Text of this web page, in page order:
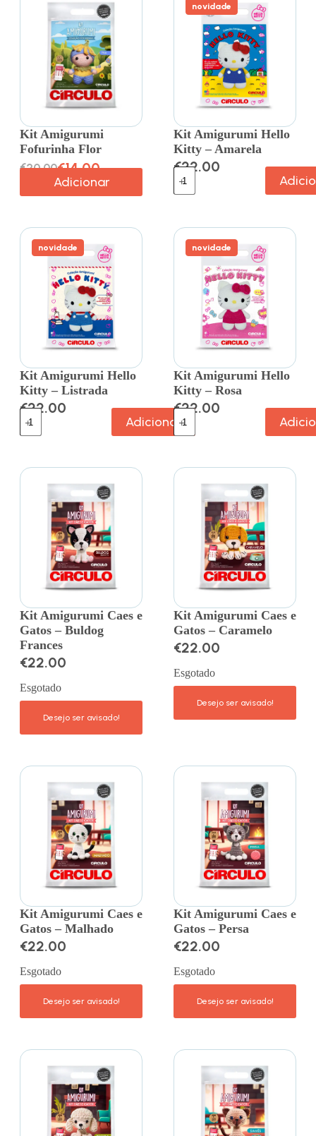
Kit Amigurumi
Fofurinha Flor
€20.00€14.00
Adicionar
novidade
Kit Amigurumi Hello
Kitty – Amarela
€22.00
novidade
Kit Amigurumi Hello
Kitty – Listrada
€22.00
Adicionar
novidade
Kit Amigurumi Hello
Kitty – Rosa
€22.00
Kit Amigurumi Caes e
Gatos – Buldog
Frances
€22.00
Esgotado
Kit Amigurumi Caes e
Gatos – Caramelo
€22.00
Esgotado
Kit Amigurumi Caes e
Gatos – Malhado
€22.00
Esgotado
Kit Amigurumi Caes e
Gatos – Persa
€22.00
Esgotado